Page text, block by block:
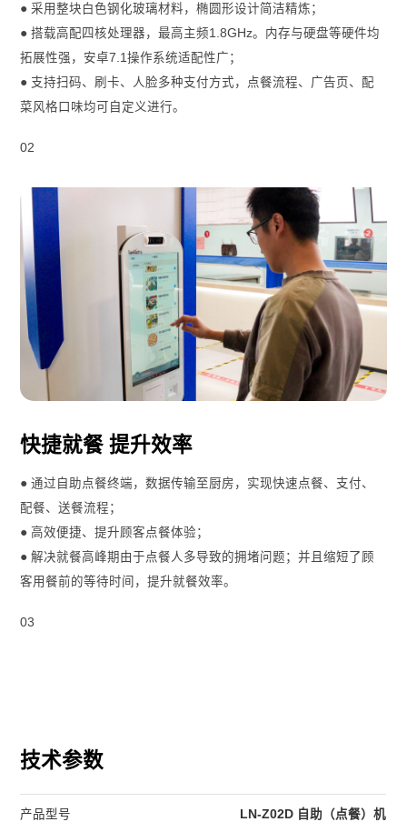
● 采用整块白色钢化玻璃材料，椭圆形设计简洁精炼；
● 搭载高配四核处理器，最高主频1.8GHz。内存与硬盘等硬件均
拓展性强，安卓7.1操作系统适配性广；
● 支持扫码、刷卡、人脸多种支付方式，点餐流程、广告页、配
菜风格口味均可自定义进行。
02
快捷就餐 提升效率
● 通过自助点餐终端，数据传输至厨房，实现快速点餐、支付、
配餐、送餐流程；
● 高效便捷、提升顾客点餐体验；
● 解决就餐高峰期由于点餐人多导致的拥堵问题；并且缩短了顾
客用餐前的等待时间，提升就餐效率。
03
技术参数
产品型号 LN-Z02D 自助（点餐）机